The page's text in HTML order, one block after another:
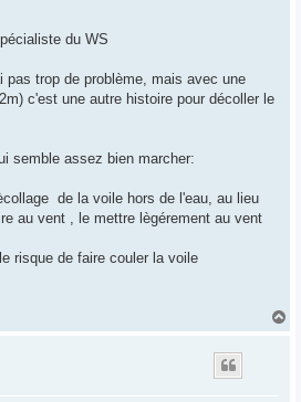
du WS
pas trop de problème, mais avec une
c'est une autre histoire pour décoller le
semble assez bien marcher:
de la voile hors de l'eau, au lieu
au vent , le mettre lègérement au vent
risque de faire couler la voile
a